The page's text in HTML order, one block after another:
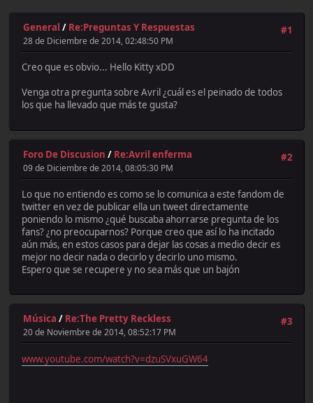
#1
General / Re:Preguntas Y Respuestas
28 de Diciembre de 2014, 02:48:50 PM
Creo que es obvio... Hello Kitty xDD
Venga otra pregunta sobre Avril ¿cuál es el peinado de todos
los que ha llevado que más te gusta?
#2
Foro De Discusion / Re:Avril enferma
09 de Diciembre de 2014, 08:05:30 PM
Lo que no entiendo es como se lo comunica a este fandom de
twitter en vez de publicar ella un tweet directamente
poniendo lo mismo ¿qué buscaba ahorrarse pregunta de los
fans? ¿no preocuparnos? Porque creo que así lo ha incitado
aún más, en estos casos para dejar las cosas a medio decir es
mejor no decir nada o decirlo y decirlo uno mismo.
Espero que se recupere y no sea más que un bajón
#3
Música / Re:The Pretty Reckless
20 de Noviembre de 2014, 08:52:17 PM
www.youtube.com/watch?v=dzuSVxuGW64